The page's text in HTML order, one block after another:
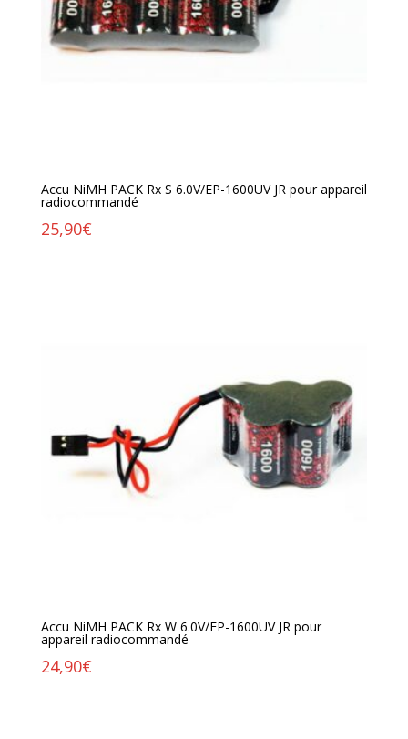
Accu NiMH PACK Rx S 6.0V/EP-1600UV JR pour appareil
radiocommandé
25,90€
Accu NiMH PACK Rx W 6.0V/EP-1600UV JR pour
appareil radiocommandé
24,90€